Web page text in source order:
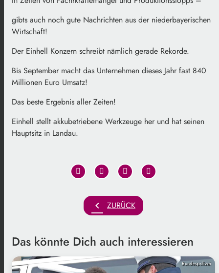
gibts auch noch gute Nachrichten aus der niederbayerischen
Wirtschaft!
Der Einhell Konzern schreibt nämlich gerade Rekorde.
Bis September macht das Unternehmen dieses Jahr fast 840
Millionen Euro Umsatz!
Das beste Ergebnis aller Zeiten!
Einhell stellt akkubetriebene Werkzeuge her und hat seinen
Hauptsitz in Landau.
chevron_left ZURÜCK
Das könnte Dich auch interessieren
Bundespolizei